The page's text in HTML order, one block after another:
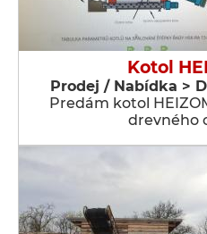
Kotol
Prodej / Nabídka >
Predám kotol
drevného